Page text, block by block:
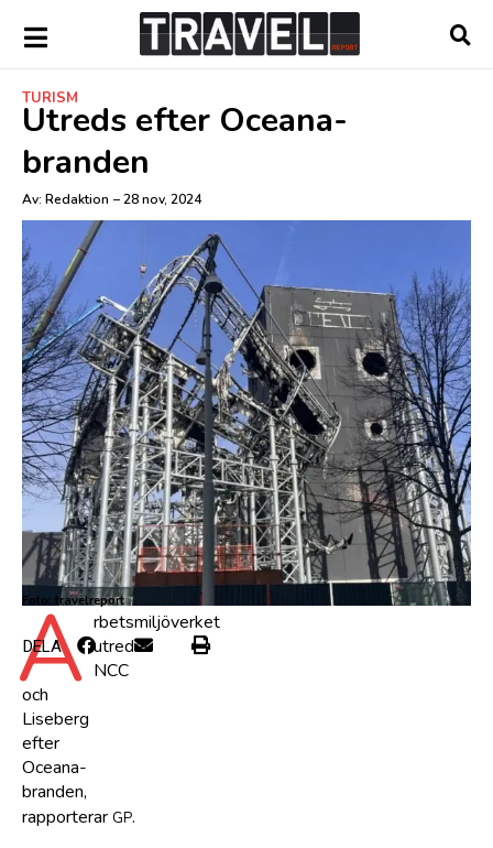
TURISM
Utreds efter Oceana-
branden
Av: Redaktion –28 nov, 2024
Foto: travelreport
A rbetsmiljöverket
utreder
NCC
och
Liseberg
efter
Oceana-
branden,
rapporterar GP.
DELA